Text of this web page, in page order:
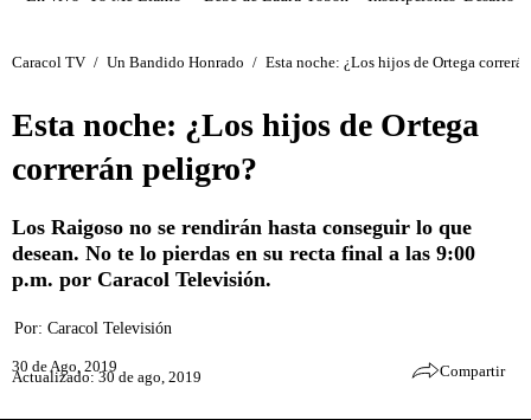
Caracol TV / Un Bandido Honrado / Esta noche: ¿Los hijos de Ortega
Esta noche: ¿Los hijos de Ortega
correrán peligro?
Los Raigoso no se rendirán hasta conseguir lo que
desean. No te lo pierdas en su recta final a las 9:00
p.m. por Caracol Televisión.
Por: Caracol Televisión
30 de Ago, 2019
Actualizado: 30 de ago, 2019 Compartir